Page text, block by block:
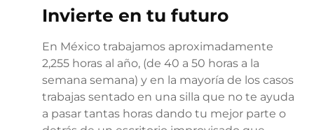
Invierte en tu futuro
En México trabajamos aproximadamente
2,255 horas al año, (de 40 a 50 horas a la
semana semana) y en la mayoría de los casos
trabajas sentado en una silla que no te ayuda
a pasar tantas horas dando tu mejor parte o